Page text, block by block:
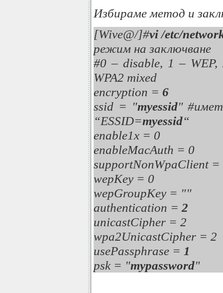
Избираме метод и
[Wive@/]#vi /etc/
режим на заключване
#0 – disable, 1 –
WPA2 mixed
encryption = 6
ssid = "myessid"
“ESSID=myessid“
enable1x = 0
enableMacAuth = 0
supportNonWpaClient =
wepKey = 0
wepGroupKey = ""
authentication = 2
unicastCipher = 2
wpa2UnicastCipher = 2
usePassphrase = 1
psk = "mypassword"